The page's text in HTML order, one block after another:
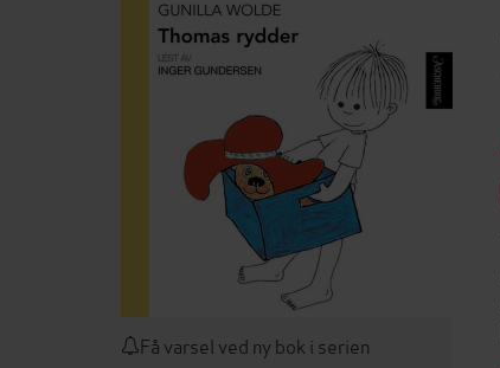
Få varsel ved ny bok i serien